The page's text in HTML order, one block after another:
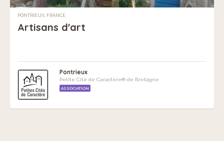
PONTRIEUX, FRANCE
Artisans d'art
Pontrieux
Petite Cité de Caractère® de Bretagne
ASSOCIATION